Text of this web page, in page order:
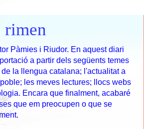
rimen
Pàmies i Riudor. En aquest diari
a partir dels següents temes
la llengua catalana; l'actualitat a
les meves lectures; llocs webs
Encara que finalment, acabaré
que em preocupen o que se